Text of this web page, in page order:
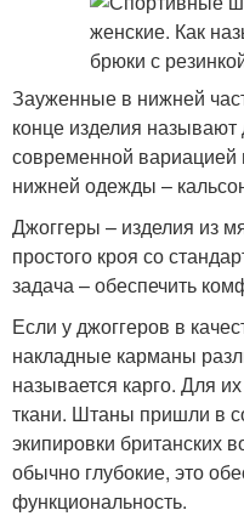
Зауженные в нижней
конце изделия
современной вариацией
нижней одежды –
Джоггеры – изделия из
простого кроя со
задача – обеспечить
Если у джоггеров в
накладные карманы
называется карго. Для
ткани. Штаны пришли в
экипировки британских
обычно глубокие, это
функциональность.